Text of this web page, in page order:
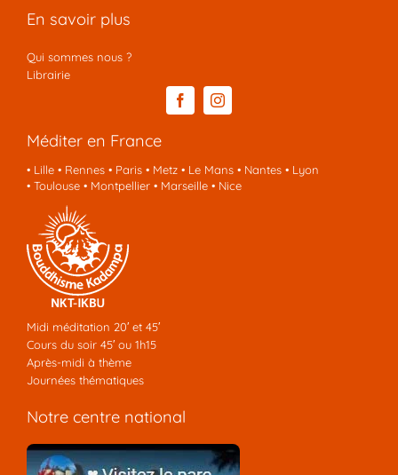
En savoir plus
Qui sommes nous ?
Librairie
Méditer en France
• Lille• Rennes• Paris• Metz• Le Mans• Nantes• Lyon
• Toulouse• Montpellier• Marseille• Nice
Midi méditation 20′ et 45′
Cours du soir 45′ ou 1h15
Après-midi à thème
Journées thématiques
Notre centre national